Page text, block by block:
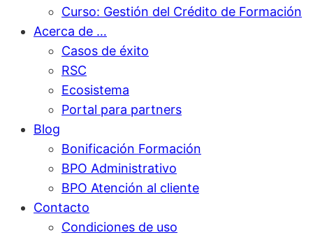
Curso: Gestión del Crédito de Formación
Acerca de …
Casos de éxito
RSC
Ecosistema
Portal para partners
Blog
Bonificación Formación
BPO Administrativo
BPO Atención al cliente
Contacto
Condiciones de uso